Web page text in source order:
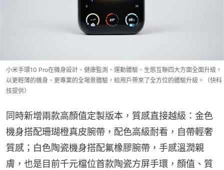
小米手環10 Pro在機身設計、健康監測、運動體驗、生態互聯四大方面全面升級，
以更輕薄的機身、更專業的全場景體驗，給用戶帶來了全方位的體驗升級。（快科
技提供）
同時新增兩款高顏值定製版本，質感直接越級：金色
機身搭配珊瑚橙真皮腕帶，配色高級耐看，自帶輕奢
質感；白色陶瓷機身搭配氟橡膠腕帶，手感溫潤親
膚，也是目前千元檔位首款陶瓷方屏手環，顏值、質